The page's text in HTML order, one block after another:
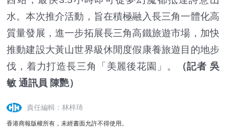
水。本次推介活動，旨在積極融入長三角一體化高
質量發展，進一步拓展長三角高鐵旅遊市場，加快
推動建設大黃山世界級休閒度假康養旅遊目的地步
伐，着力打造長三角「美麗後花園」。
（記者 吳
敏 通訊員 陳艷）
責任編輯：林梓琦
香港商報版權所有，未經書面允許不得使用。